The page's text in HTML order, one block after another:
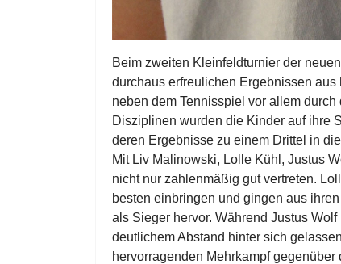
Beim zweiten Kleinfeldturnier der
durchaus erfreulichen Ergebnissen
neben dem Tennisspiel vor allem
Disziplinen wurden die Kinder auf ihre
deren Ergebnisse zu einem Drittel in
Mit Liv Malinowski, Lolle Kühl, Justus
nicht nur zahlenmäßig gut vertreten.
besten einbringen und gingen aus
als Sieger hervor. Während Justus
deutlichem Abstand hinter sich
hervorragenden Mehrkampf